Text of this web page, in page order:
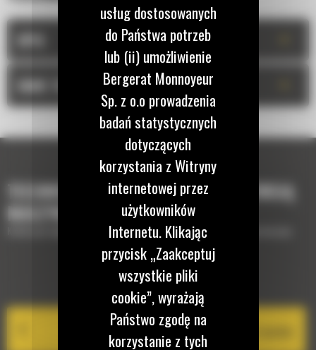
DANE TECHNICZNE
TECHNOLOGIE, KTÓRE UZUPEŁNIĄ TWOJĄ
MASZYNĘ
Krótki opis wyposażenia lub technologii potrzebnych do uzupełnienia maszyny
EQUIPMENT MANAGEMENT
Cat PL161 Attachment Locator
usług dostosowanych
do Państwa potrzeb
lub (ii) umożliwienie
Bergerat Monnoyeur
Sp. z o.o prowadzenia
badań statystycznych
dotyczących
korzystania z Witryny
internetowej przez
użytkowników
Internetu. Klikając
przycisk „Zaakceptuj
wszystkie pliki
cookie”, wyrażają
Państwo zgodę na
korzystanie z tych